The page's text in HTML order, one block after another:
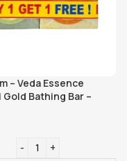
– Veda Essence
Bathing Bar –